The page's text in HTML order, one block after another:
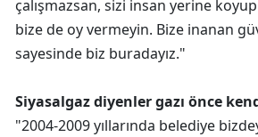
çalışmazsan, sizi insan yerine
bize de oy vermeyin. Bize inanan
sayesinde biz buradayız."
Siyasalgaz diyenler gazı önce
"2004-2009 yıllarında belediye